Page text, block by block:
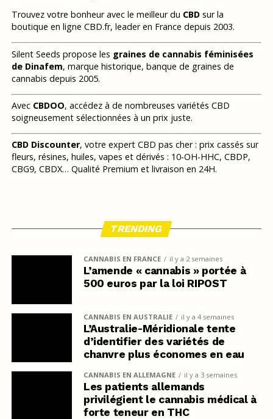
Trouvez votre bonheur avec le meilleur du CBDsur la
boutique en ligne CBD.fr, leader en France depuis 2003.
Silent Seeds propose les graines de cannabis féminisées
de Dinafem, marque historique, banque de graines de
cannabis depuis 2005.
Avec CBDOO, accédez à de nombreuses variétés CBD
soigneusement sélectionnées à un prix juste.
CBD Discounter, votre expert CBD pas cher : prix cassés sur
fleurs, résines, huiles, vapes et dérivés : 10-OH-HHC, CBDP,
CBG9, CBDX… Qualité Premium et livraison en 24H.
TRENDING
CANNABIS EN FRANCE il y a 2 semaines
L’amende « cannabis » portée à
500 euros par la loi RIPOST
CANNABIS EN AUSTRALIE il y a 4 semaines
L’Australie-Méridionale tente
d’identifier des variétés de
chanvre plus économes en eau
CANNABIS EN ALLEMAGNE il y a 3 semaines
Les patients allemands
privilégient le cannabis médical à
forte teneur en THC